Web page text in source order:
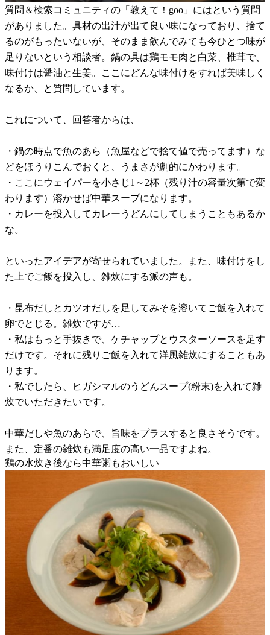
質問＆検索コミュニティの「教えて！goo」にはという質問
がありました。具材の出汁が出て良い味になっており、捨て
るのがもったいないが、そのまま飲んでみても今ひとつ味が
足りないという相談者。鍋の具は鶏モモ肉と白菜、椎茸で、
味付けは醤油と生姜。ここにどんな味付けをすれば美味しく
なるか、と質問しています。
これについて、回答者からは、
・鍋の時点で魚のあら（魚屋などで捨て値で売ってます）な
どをほうりこんでおくと、うまさが劇的にかわります。
・ここにウェイパーを小さじ1～2杯（残り汁の容量次第で変
わります）溶かせば中華スープになります。
・カレーを投入してカレーうどんにしてしまうこともあるか
な。
といったアイデアが寄せられていました。また、味付けをし
た上でご飯を投入し、雑炊にする派の声も。
・昆布だしとカツオだしを足してみそを溶いてご飯を入れて
卵でとじる。雑炊ですが…
・私はもっと手抜きで、ケチャップとウスターソースを足す
だけです。それに残りご飯を入れて洋風雑炊にすることもあ
ります。
・私でしたら、ヒガシマルのうどんスープ(粉末)を入れて雑
炊でいただきたいです。
中華だしや魚のあらで、旨味をプラスすると良さそうです。
また、定番の雑炊も満足度の高い一品ですよね。
鶏の水炊き後なら中華粥もおいしい